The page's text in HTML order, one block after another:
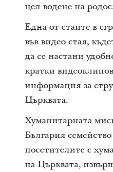
цел водене на
Една от стаите в
във видео стая,
да се настани
кратки
информация за
Църквата.
Хуманитарната
България
посетителите с
на Църквата,